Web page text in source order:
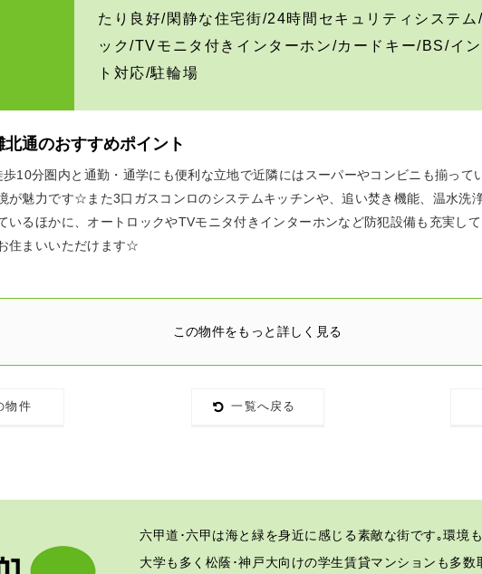
たり良好/閑静な住宅街/24時間セキュリティシステム
ック/TVモニタ付きインターホン/カードキー/BS/イ
ト対応/駐輪場
通のおすすめポイント
10分圏内と通勤・通学にも便利な立地で近隣にはスーパーやコンビニも揃って
が魅力です☆また3口ガスコンロのシステムキッチンや、追い焚き機能、温水洗
いるほかに、オートロックやTVモニタ付きインターホンなど防犯設備も充実し
住まいいただけます☆
この物件をもっと詳しく見る
物件 一覧へ戻る
六甲道･六甲は海と緑を身近に感じる素敵な街です｡環境
大学も多く松蔭･神戸大向けの学生賃貸マンションも多数